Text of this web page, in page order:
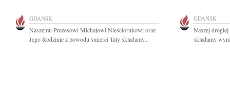
GDAŃSK
Naszemu Prezesowi Michałowi Nieściorukowi oraz
Jego Rodzinie z powodu śmierci Taty składamy...
GDAŃSK
Naszej
składamy